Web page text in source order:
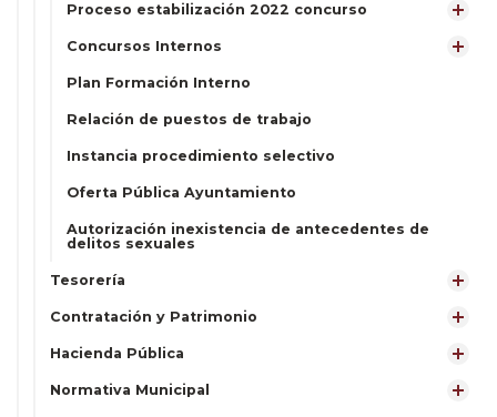
Proceso estabilización 2022 concurso
Concursos Internos
Plan Formación Interno
Relación de puestos de trabajo
Instancia procedimiento selectivo
Oferta Pública Ayuntamiento
Autorización inexistencia de antecedentes de
delitos sexuales
Tesorería
Contratación y Patrimonio
Hacienda Pública
Normativa Municipal